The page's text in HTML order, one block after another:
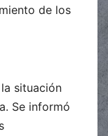
de los
situación
Se informó